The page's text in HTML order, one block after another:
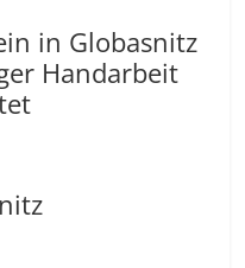
in Globasnitz
Handarbeit